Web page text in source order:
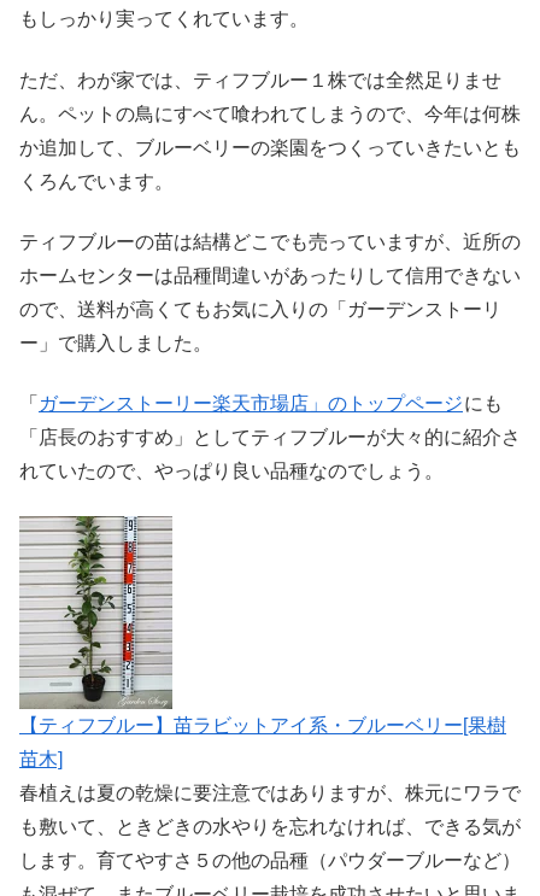
もしっかり実ってくれています。
ただ、わが家では、ティフブルー１株では全然足りませ
ん。ペットの鳥にすべて喰われてしまうので、今年は何株
か追加して、ブルーベリーの楽園をつくっていきたいとも
くろんでいます。
ティフブルーの苗は結構どこでも売っていますが、近所の
ホームセンターは品種間違いがあったりして信用できない
ので、送料が高くてもお気に入りの「ガーデンストーリ
ー」で購入しました。
「 ガーデンストーリー楽天市場店」のトップページにも
「店長のおすすめ」としてティフブルーが大々的に紹介さ
れていたので、やっぱり良い品種なのでしょう。
【ティフブルー】苗ラビットアイ系・ブルーベリー[果樹
苗木]
春植えは夏の乾燥に要注意ではありますが、株元にワラで
も敷いて、ときどきの水やりを忘れなければ、できる気が
します。育てやすさ５の他の品種（パウダーブルーなど）